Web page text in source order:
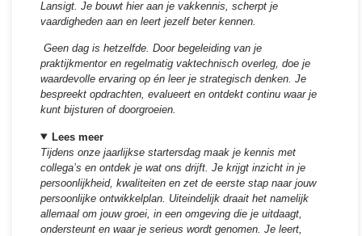
Lansigt. Je bouwt hier aan je vakkennis, scherpt je
vaardigheden aan en leert jezelf beter kennen.
Geen dag is hetzelfde. Door begeleiding van je
praktijkmentor en regelmatig vaktechnisch overleg, doe je
waardevolle ervaring op én leer je strategisch denken. Je
bespreekt opdrachten, evalueert en ontdekt continu waar je
kunt bijsturen of doorgroeien.
Lees meer
Tijdens onze jaarlijkse startersdag maak je kennis met
collega’s en ontdek je wat ons drijft. Je krijgt inzicht in je
persoonlijkheid, kwaliteiten en zet de eerste stap naar jouw
persoonlijke ontwikkelplan. Uiteindelijk draait het namelijk
allemaal om jouw groei, in een omgeving die je uitdaagt,
ondersteunt en waar je serieus wordt genomen. Je leert,